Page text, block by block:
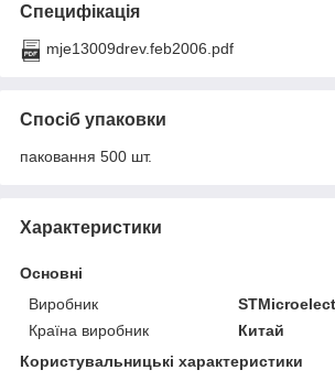
Специфікація
mje13009drev.feb2006.pdf
Спосіб упаковки
паковання 500 шт.
Характеристики
Основні
Виробник
Країна виробник
Китай
Користувальницькі характеристики